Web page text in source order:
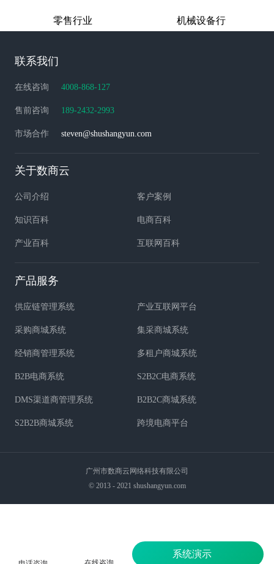
零售行业 机械设备行
联系我们
在线咨询 4008-868-127
售前咨询 189-2432-2993
市场合作 steven@shushangyun.com
关于数商云
公司介绍 客户案例
知识百科 电商百科
产业百科 互联网百科
产品服务
供应链管理系统 产业互联网平台
采购商城系统 集采商城系统
经销商管理系统 多租户商城系统
B2B电商系统 S2B2C电商系统
DMS渠道商管理系统 B2B2C商城系统
S2B2B商城系统 跨境电商平台
广州市数商云网络科技有限公司
© 2013 - 2021 shushangyun.com
系统演示